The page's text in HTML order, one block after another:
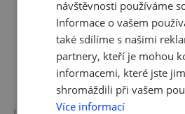
vítěze
V pořadí již 9. ročník
Komerční banky a
středních podniků a
ČR) pro… více »
návštěvnosti používáme
Informace o vašem
také sdílíme s našimi
partnery, kteří je mohou
informacemi, které jste
shromáždili při vašem
Více informací